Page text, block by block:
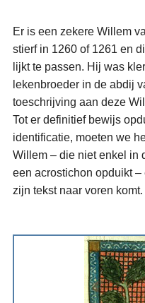
Er is een zekere Willem
stierf in 1260 of 1261 en
lijkt te passen. Hij was
lekenbroeder in de abdij
toeschrijving aan deze
Tot er definitief bewijs
identificatie, moeten we
Willem – die niet enkel in
een acrostichon opduikt
zijn tekst naar voren komt.